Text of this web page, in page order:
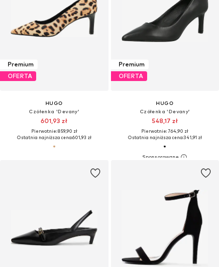
Premium
OFERTA
HUGO
Czółenka 'Devany'
601,93 zł
Pierwotnie: 859,90 zł
Ostatnia najniższa cena:601,93 zł
Premium
OFERTA
HUGO
Czółenka 'Devany'
548,17 zł
Pierwotnie: 764,90 zł
Ostatnia najniższa cena:341,91 zł